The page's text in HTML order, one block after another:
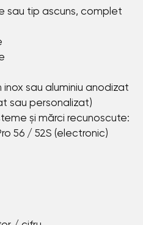
sau tip ascuns, complet
inox sau aluminiu anodizat
sau personalizat)
și mărci recunoscute:
56 / 52S (electronic)